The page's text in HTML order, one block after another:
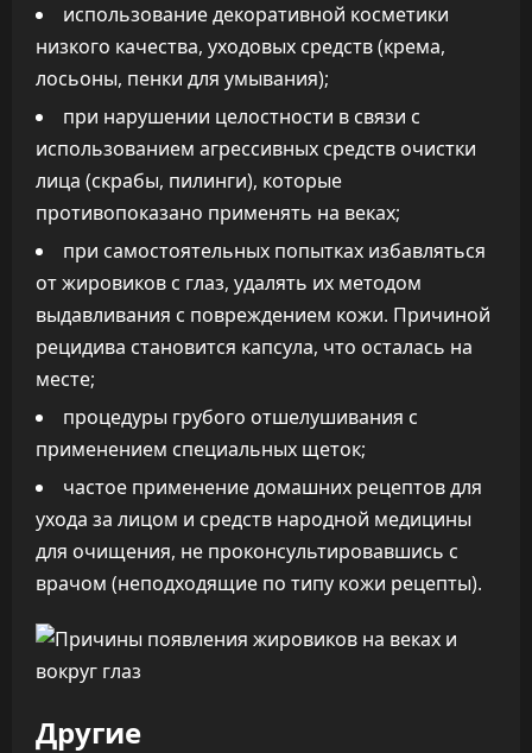
использование декоративной косметики
низкого качества, уходовых средств (крема,
лосьоны, пенки для умывания);
при нарушении целостности в связи с
использованием агрессивных средств очистки
лица (скрабы, пилинги), которые
противопоказано применять на веках;
при самостоятельных попытках избавляться
от жировиков с глаз, удалять их методом
выдавливания с повреждением кожи. Причиной
рецидива становится капсула, что осталась на
месте;
процедуры грубого отшелушивания с
применением специальных щеток;
частое применение домашних рецептов для
ухода за лицом и средств народной медицины
для очищения, не проконсультировавшись с
врачом (неподходящие по типу кожи рецепты).
Другие